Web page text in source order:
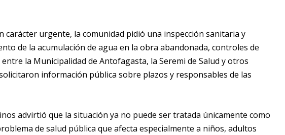
carácter urgente, la comunidad pidió una inspección sanitaria y
de la acumulación de agua en la obra abandonada, controles de
la Municipalidad de Antofagasta, la Seremi de Salud y otros
información pública sobre plazos y responsables de las
advirtió que la situación ya no puede ser tratada únicamente como
de salud pública que afecta especialmente a niños, adultos